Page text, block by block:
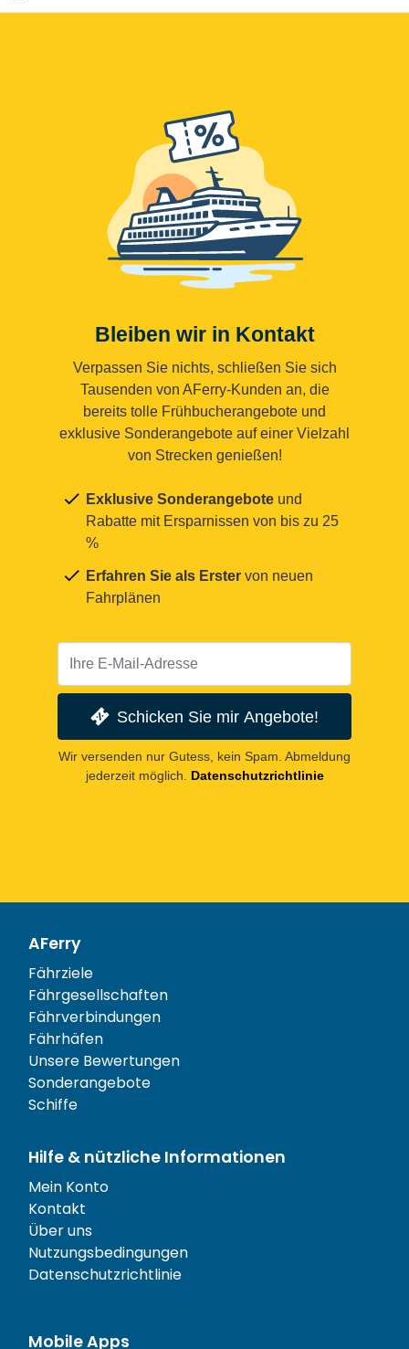
Bleiben wir in Kontakt
Verpassen Sie nichts, schließen Sie sich
Tausenden von AFerry-Kunden an, die
bereits tolle Frühbucherangebote und
exklusive Sonderangebote auf einer Vielzahl
von Strecken genießen!
Exklusive Sonderangebote und
Rabatte mit Ersparnissen von bis zu 25
%
Erfahren Sie als Erster von neuen
Fahrplänen
Schicken Sie mir Angebote!
Wir versenden nur Gutess, kein Spam. Abmeldung
jederzeit möglich. Datenschutzrichtlinie
AFerry
Fährziele
Fährgesellschaften
Fährverbindungen
Fährhäfen
Unsere Bewertungen
Sonderangebote
Schiffe
Hilfe & nützliche Informationen
Mein Konto
Kontakt
Über uns
Nutzungsbedingungen
Datenschutzrichtlinie
Mobile Apps